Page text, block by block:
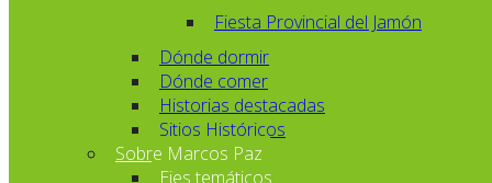
Fiesta Provincial del Jamón
Dónde dormir
Dónde comer
Historias destacadas
Sitios Históricos
Sobre Marcos Paz
Ejes temáticos